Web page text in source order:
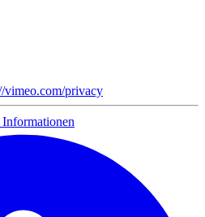
vimeo.com/privacy
Informationen